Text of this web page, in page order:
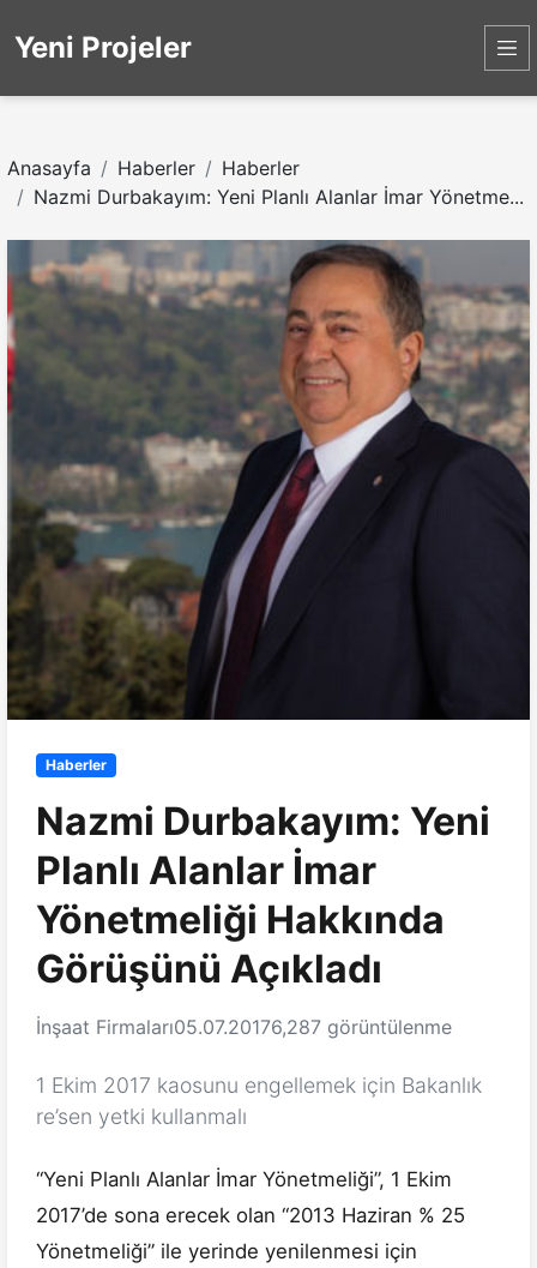
Yeni Projeler
Anasayfa Haberler
Haberler
Nazmi Durbakayım: Yeni Planlı Alanlar İmar Yönetme...
Haberler
Nazmi Durbakayım: Yeni
Planlı Alanlar İmar
Yönetmeliği Hakkında
Görüşünü Açıkladı
İnşaat Firmaları05.07.20176,287 görüntülenme
1 Ekim 2017 kaosunu engellemek için Bakanlık
re’sen yetki kullanmalı
“Yeni Planlı Alanlar İmar Yönetmeliği”, 1 Ekim
2017’de sona erecek olan “2013 Haziran % 25
Yönetmeliği” ile yerinde yenilenmesi için